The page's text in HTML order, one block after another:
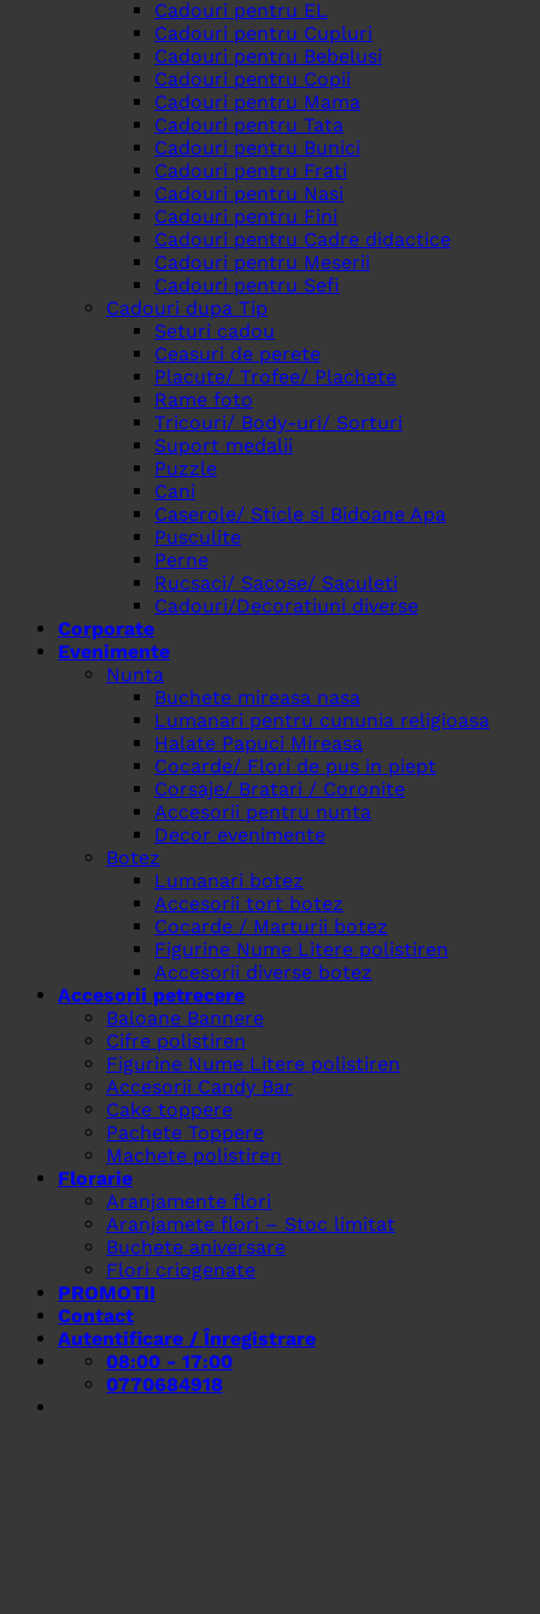
Cadouri pentru EL
Cadouri pentru Cupluri
Cadouri pentru Bebelusi
Cadouri pentru Copii
Cadouri pentru Mama
Cadouri pentru Tata
Cadouri pentru Bunici
Cadouri pentru Frati
Cadouri pentru Nasi
Cadouri pentru Fini
Cadouri pentru Cadre didactice
Cadouri pentru Meserii
Cadouri pentru Sefi
Cadouri dupa Tip
Seturi cadou
Ceasuri de perete
Placute/ Trofee/ Plachete
Rame foto
Tricouri/ Body-uri/ Sorturi
Suport medalii
Puzzle
Cani
Caserole/ Sticle si Bidoane Apa
Pusculite
Perne
Rucsaci/ Sacose/ Saculeti
Cadouri/Decoratiuni diverse
Corporate
Evenimente
Nunta
Buchete mireasa nasa
Lumanari pentru cununia religioasa
Halate Papuci Mireasa
Cocarde/ Flori de pus in piept
Corsaje/ Bratari / Coronite
Accesorii pentru nunta
Decor evenimente
Botez
Lumanari botez
Accesorii tort botez
Cocarde / Marturii botez
Figurine Nume Litere polistiren
Accesorii diverse botez
Accesorii petrecere
Baloane Bannere
Cifre polistiren
Figurine Nume Litere polistiren
Accesorii Candy Bar
Cake toppere
Pachete Toppere
Machete polistiren
Florarie
Aranjamente flori
Aranjamete flori – Stoc limitat
Buchete aniversare
Flori criogenate
PROMOTII
Contact
Autentificare / Înregistrare
08:00 - 17:00
0770684918